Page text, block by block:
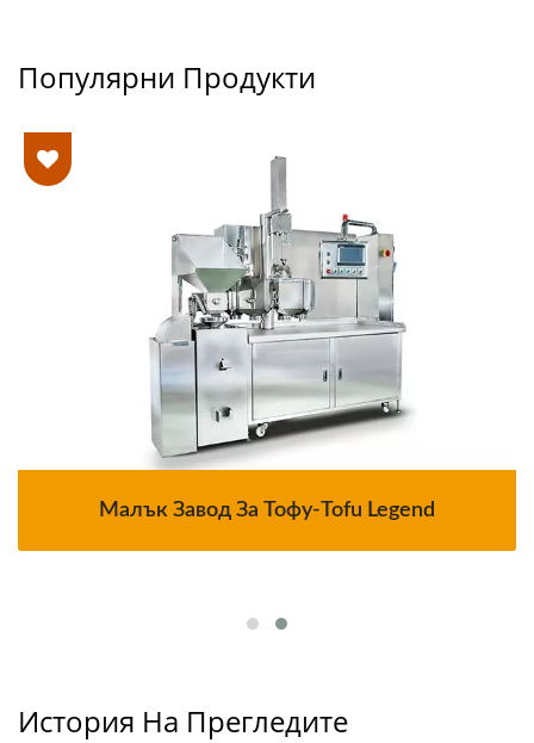
Популярни Продукти
Малък Завод За Тофу-Tofu Legend
История На Прегледите